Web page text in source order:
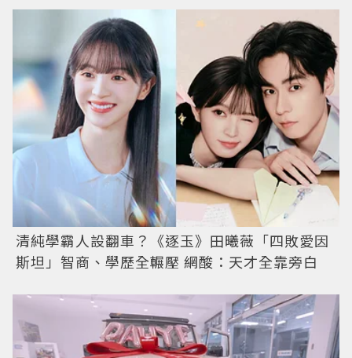
清純學霸人設翻車？《逐玉》田曦薇「四敗愛因
斯坦」智商、學歷全輾壓 網酸：天才全靠旁白